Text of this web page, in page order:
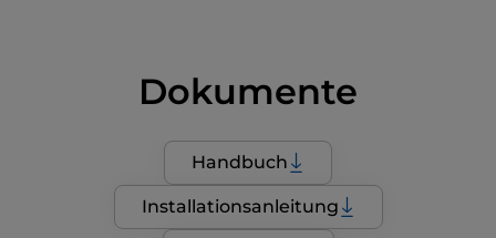
Dokumente
Handbuch
Installationsanleitung